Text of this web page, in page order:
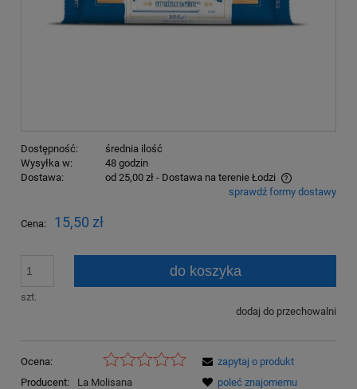
Dostępność:
średnia ilość
Wysyłka w:
48 godzin
Dostawa:
od 25,00 zł - Dostawa na terenie Łodzi
Cena nie zawiera ewentualnych kosztów płatnościsprawdź formy dostawy
Cena: 15,50 zł
szt.
do koszyka
dodaj do przechowalni
Ocena:
Producent:
La Molisana
zapytaj o produkt
poleć znajomemu